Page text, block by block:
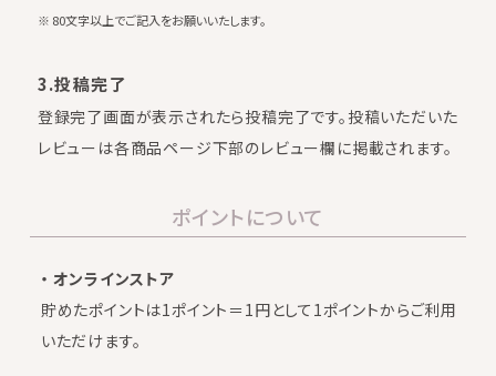
※ 80文字以上でご記入をお願いいたします。
3.投稿完了
登録完了画面が表示されたら投稿完了です。投稿いただいた
レビューは各商品ページ下部のレビュー欄に掲載されます。
ポイントについて
・ オンラインストア
貯めたポイントは1ポイント＝1円として1ポイントからご利用
いただけます。